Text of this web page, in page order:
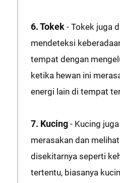
6. Tokek - Tokek juga
mendeteksi
tempat dengan
ketika hewan ini
energi lain di tempat
7. Kucing- Kucing
merasakan dan
disekitarnya seperti
tertentu, biasanya